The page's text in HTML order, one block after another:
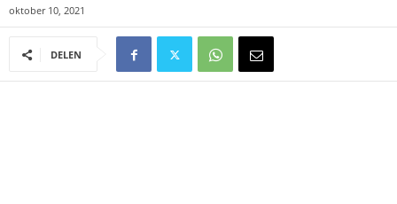
oktober 10, 2021
DELEN